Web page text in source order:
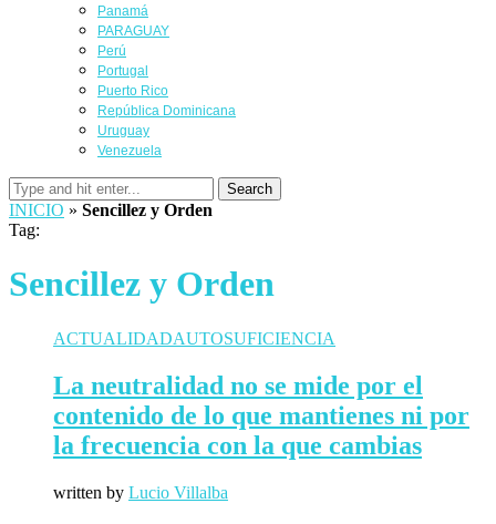
Panamá
PARAGUAY
Perú
Portugal
Puerto Rico
República Dominicana
Uruguay
Venezuela
Search
INICIO » Sencillez y Orden
Tag:
Sencillez y Orden
ACTUALIDADAUTOSUFICIENCIA
La neutralidad no se mide por el
contenido de lo que mantienes ni por
la frecuencia con la que cambias
written by Lucio Villalba